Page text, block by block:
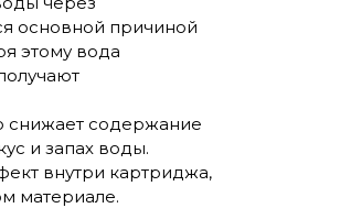
основной причиной
этому вода
снижает содержание
и запах воды.
внутри картриджа,
материале.